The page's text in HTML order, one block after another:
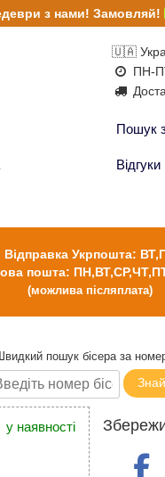
🇺🇦
ПН-
Пошук
Відгуки
Відправка Укрпошта:
пошта:
(можлива післяплата)
пошук бісера за
у наявності
з нами! Замовляй!